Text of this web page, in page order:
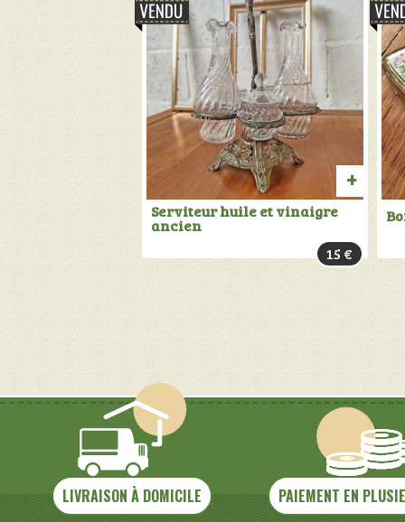
+
Serviteur huile et vinaigre
ancien
15 €
LIVRAISON À DOMICILE PAIEMENT EN